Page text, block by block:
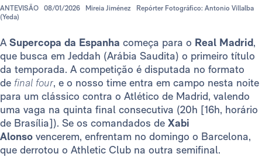
ANTEVISÃO 08/01/2026 Mireia Jiménez
Repórter Fotográfico: Antonio Villalba
(Yeda)
A Supercopa da Espanha começa para o Real Madrid,
que busca em Jeddah (Arábia Saudita) o primeiro título
da temporada. A competição é disputada no formato
de final four, e o nosso time entra em campo nesta noite
para um clássico contra o Atlético de Madrid, valendo
uma vaga na quinta final consecutiva (20h [16h, horário
de Brasília]). Se os comandados de Xabi
Alonso vencerem, enfrentam no domingo o Barcelona,
que derrotou o Athletic Club na outra semifinal.